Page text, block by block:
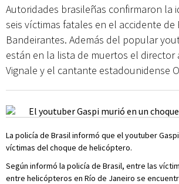
Autoridades brasileñas confirmaron la
seis víctimas fatales en el accidente de
Bandeirantes. Además del popular
están en la lista de muertos el director
Vignale y el cantante estadounidense
La policía de Brasil informó que el youtuber
víctimas del choque de helicóptero.
Según informó la policía de Brasil, entre las
entre helicópteros en Río de Janeiro se